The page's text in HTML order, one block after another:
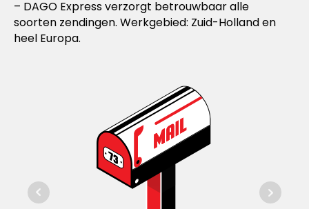
– DAGO Express verzorgt betrouwbaar alle
soorten zendingen. Werkgebied: Zuid-Holland en
heel Europa.